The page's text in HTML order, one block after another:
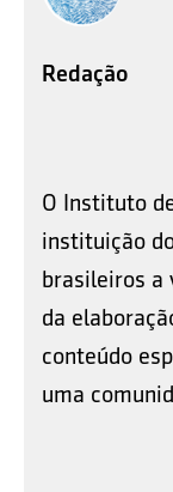
Redação
O Instituto
instituição
brasileiros a
da
conteúdo
uma